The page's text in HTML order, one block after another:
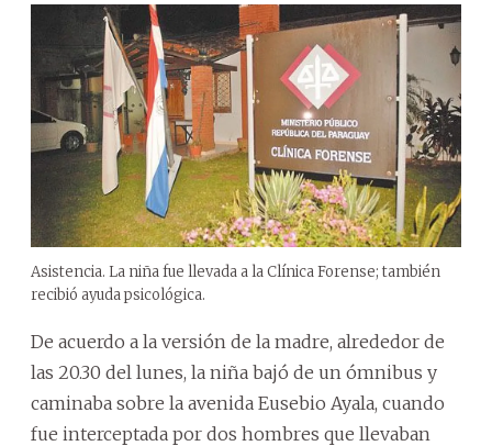
Asistencia. La niña fue llevada a la Clínica Forense; también
recibió ayuda psicológica.
De acuerdo a la versión de la madre, alrededor de
las 20.30 del lunes, la niña bajó de un ómnibus y
caminaba sobre la avenida Eusebio Ayala, cuando
fue interceptada por dos hombres que llevaban